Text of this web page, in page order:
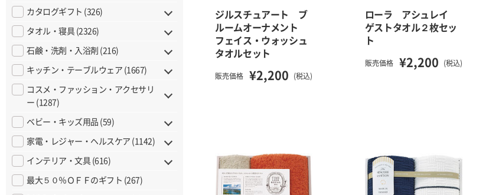
ジルスチュアート ブ
ルームオーナメント
フェイス・ウォッシュ
タオルセット
販売価格 ¥2,200 (税込)
ローラ アシュレイ
ゲストタオル２枚セッ
ト
販売価格 ¥2,200 (税込)
カタログギフト (326)
タオル・寝具 (2326)
石鹸・洗剤・入浴剤 (216)
キッチン・テーブルウェア (1667)
コスメ・ファッション・アクセサリ
ー (1287)
ベビー・キッズ用品 (59)
家電・レジャー・ヘルスケア (1142)
インテリア・文具 (616)
最大５０％ＯＦＦのギフト (267)